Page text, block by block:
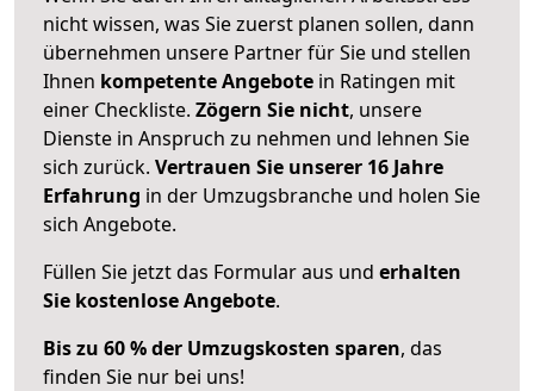
nicht wissen, was Sie zuerst planen sollen, dann
übernehmen unsere Partner für Sie und stellen
Ihnen kompetente Angebote in Ratingen mit
einer Checkliste. Zögern Sie nicht, unsere
Dienste in Anspruch zu nehmen und lehnen Sie
sich zurück. Vertrauen Sie unserer 16 Jahre
Erfahrung in der Umzugsbranche und holen Sie
sich Angebote.
Füllen Sie jetzt das Formular aus und erhalten
Sie kostenlose Angebote.
Bis zu 60 % der Umzugskosten sparen, das
finden Sie nur bei uns!